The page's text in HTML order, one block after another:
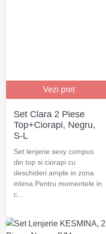
Vezi preț
Set Clara 2 Piese
Top+Ciorapi, Negru,
S-L
Set lenjerie sexy compus
din top si ciorapi cu
deschideri ample in zona
intima.Pentru momentele in
c...